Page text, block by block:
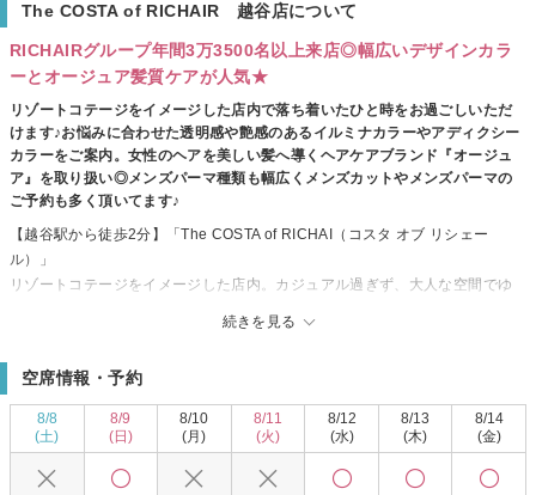
The COSTA of RICHAIR 越谷店について
RICHAIRグループ年間3万3500名以上来店◎幅広いデザインカラ
ーとオージュア髪質ケアが人気★
リゾートコテージをイメージした店内で落ち着いたひと時をお過ごしいただ
けます♪お悩みに合わせた透明感や艶感のあるイルミナカラーやアディクシー
カラーをご案内。女性のヘアを美しい髪へ導くヘアケアブランド『オージュ
ア』を取り扱い◎メンズパーマ種類も幅広くメンズカットやメンズパーマの
ご予約も多く頂いてます♪
続きを見る
【越谷駅から徒歩2分】「The COSTA of RICHAI（コスタ オブ リシェー
ル）」
リゾートコテージをイメージした店内。カジュアル過ぎず、大人な空間でゆ
案します♪透明感抜群のイルミナカラー、お客様のお悩みに合わせて11種類の
中から選べるAujuaトリートメントがオススメになっております♪男性のお客
様も多いのでメンズカットやパーマもとても人気のメニューになっておりま
まだ理想のサロンに出会えていない方は、是非【The COSTA of RICHAIR】
空席情報・予約
8/8
(土)
8/9
(日)
8/10
(月)
8/11
(火)
8/12
(水)
8/13
(木)
8/14
(金)